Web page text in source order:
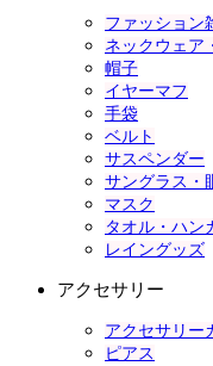
ファッション
ネックウェア
帽子
イヤーマフ
手袋
ベルト
サスペンダー
サングラス・
マスク
タオル・ハン
レイングッズ
アクセサリー
アクセサリー
ピアス